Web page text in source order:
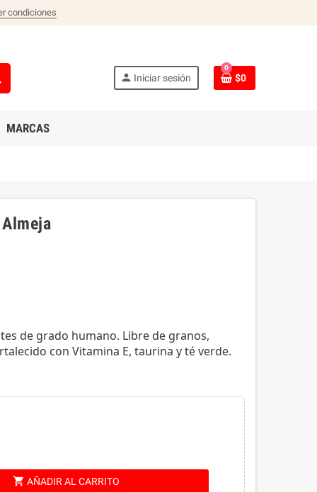
condiciones
person Iniciar sesión
0
$0
MARCAS
de grado humano. Libre de granos,
con Vitamina E, taurina y té verde.
shopping_cart AÑADIR AL CARRITO